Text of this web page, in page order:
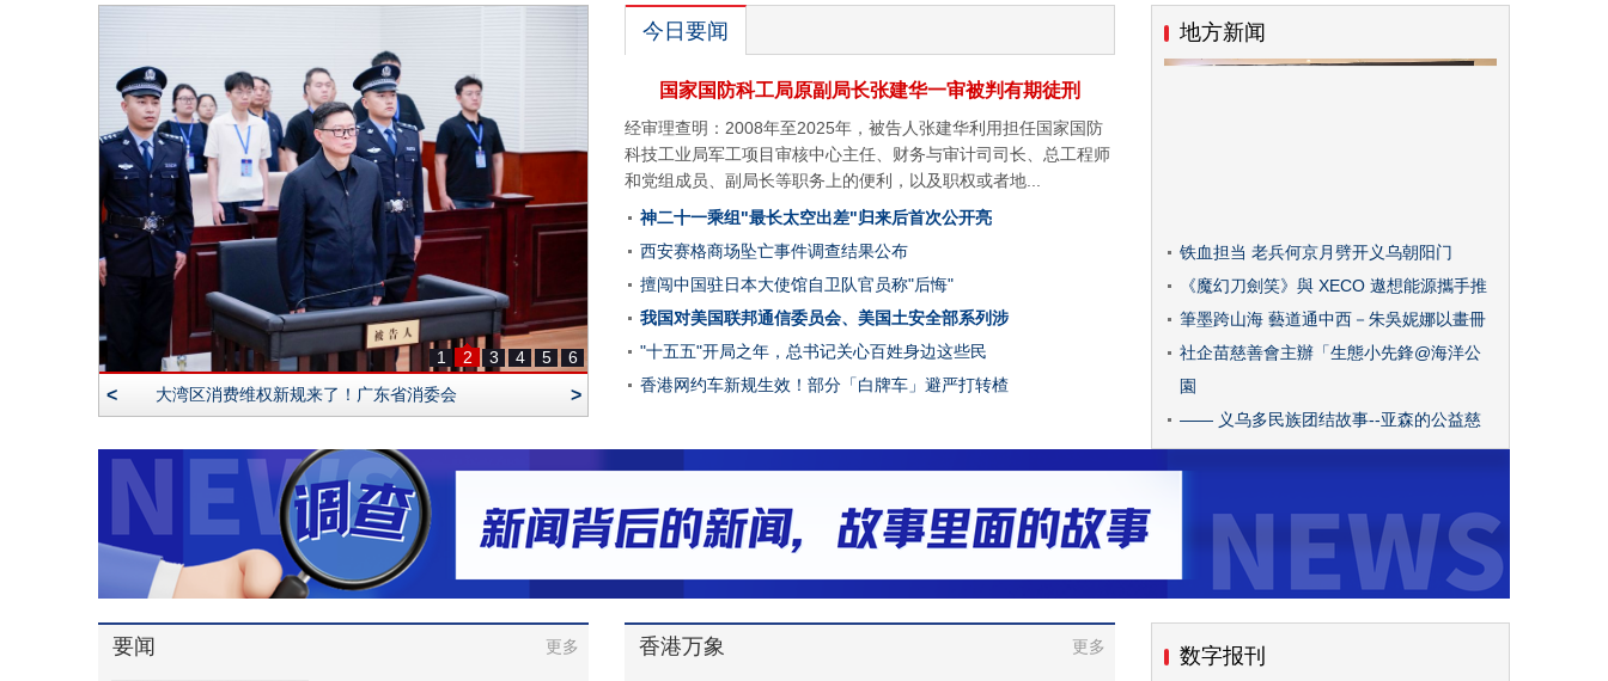
6
5
4
3
2
1
< 香港网约车新规生效！部分「白牌车」避 >
今日要闻
国家国防科工局原副局长张建华一审被判有期徒刑
经审理查明：2008年至2025年，被告人张建华利用担任国家国防
科技工业局军工项目审核中心主任、财务与审计司司长、总工程师
和党组成员、副局长等职务上的便利，以及职权或者地...
神二十一乘组"最长太空出差"归来后首次公开亮
西安赛格商场坠亡事件调查结果公布
擅闯中国驻日本大使馆自卫队官员称"后悔"
我国对美国联邦通信委员会、美国土安全部系列涉
"十五五"开局之年，总书记关心百姓身边这些民
香港网约车新规生效！部分「白牌车」避严打转楂
地方新闻
铁血担当 老兵何京月劈开义乌朝阳门
《魔幻刀劍笑》與 XECO 遨想能源攜手推
筆墨跨山海 藝道通中西－朱吳妮娜以畫冊
社企苗慈善會主辦「生態小先鋒@海洋公
園
—— 义乌多民族团结故事--亚森的公益慈
要闻 更多 香港万象 更多 数字报刊